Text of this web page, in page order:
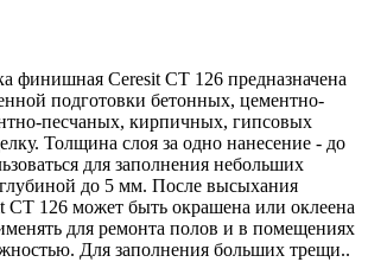
финишная Ceresit CT 126 предназначена
подготовки бетонных, цементно-
песчаных, кирпичных, гипсовых
Толщина слоя за одно нанесение - до
для заполнения небольших
до 5 мм. После высыхания
CT 126 может быть окрашена или оклеена
для ремонта полов и в помещениях
Для заполнения больших трещи..